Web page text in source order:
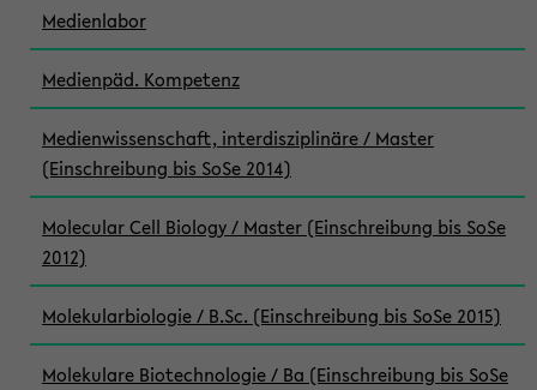
Medienlabor
Medienpäd. Kompetenz
Medienwissenschaft, interdisziplinäre / Master
(Einschreibung bis SoSe 2014)
Molecular Cell Biology / Master (Einschreibung bis SoSe
2012)
Molekularbiologie / B.Sc. (Einschreibung bis SoSe 2015)
Molekulare Biotechnologie / Ba (Einschreibung bis SoSe